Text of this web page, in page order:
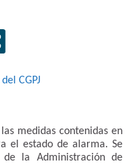
CGPJ
medidas contenidas en
el estado de alarma. Se
de la Administración de